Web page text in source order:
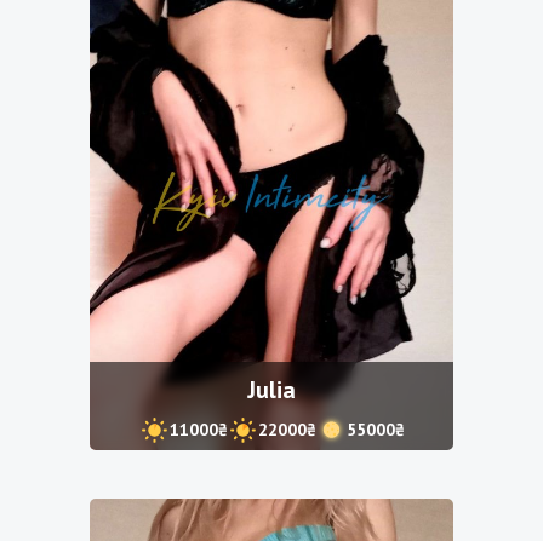
Julia
11000₴ 22000₴ 55000₴